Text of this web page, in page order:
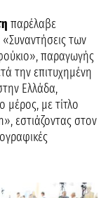
παρέλαβε
«Συναντήσεις των
παραγωγής
την επιτυχημένη
Ελλάδα,
μέρος, με τίτλο
εστιάζοντας στον